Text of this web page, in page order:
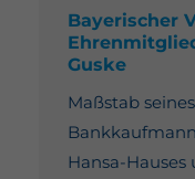
Bayerischer
Guske
Maßstab
Hansa-Hauses